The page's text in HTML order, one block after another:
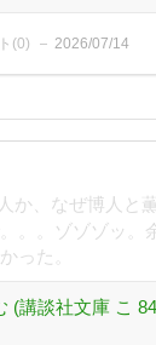
(0) 2026/07/14
か、なぜ博人と
。。ゾゾゾッ
った。
(講談社文庫 こ